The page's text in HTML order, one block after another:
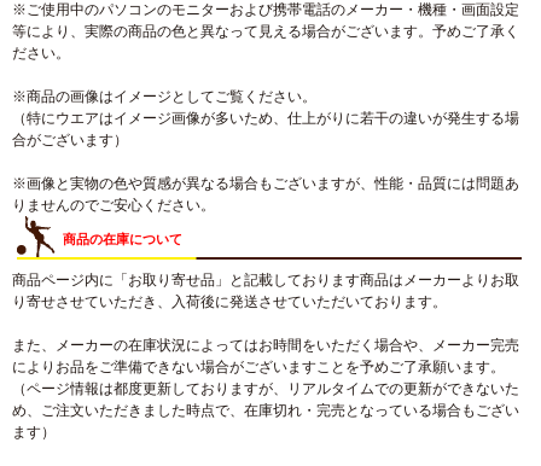
※ご使用中のパソコンのモニターおよび携帯電話のメーカー・機種・画面設定
等により、実際の商品の色と異なって見える場合がございます。予めご了承く
ださい。
※商品の画像はイメージとしてご覧ください。
（特にウエアはイメージ画像が多いため、仕上がりに若干の違いが発生する場
合がございます）
※画像と実物の色や質感が異なる場合もございますが、性能・品質には問題あ
りませんのでご安心ください。
商品の在庫について
商品ページ内に「お取り寄せ品」と記載しております商品はメーカーよりお取
り寄せさせていただき、入荷後に発送させていただいております。
また、メーカーの在庫状況によってはお時間をいただく場合や、メーカー完売
によりお品をご準備できない場合がございますことを予めご了承願います。
（ページ情報は都度更新しておりますが、リアルタイムでの更新ができないた
め、ご注文いただきました時点で、在庫切れ・完売となっている場合もござい
ます）